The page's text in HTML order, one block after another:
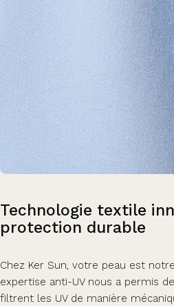
Technologie textile
protection durable
Chez Ker Sun, votre peau est
expertise anti-UV nous a permis
filtrent les UV de manière